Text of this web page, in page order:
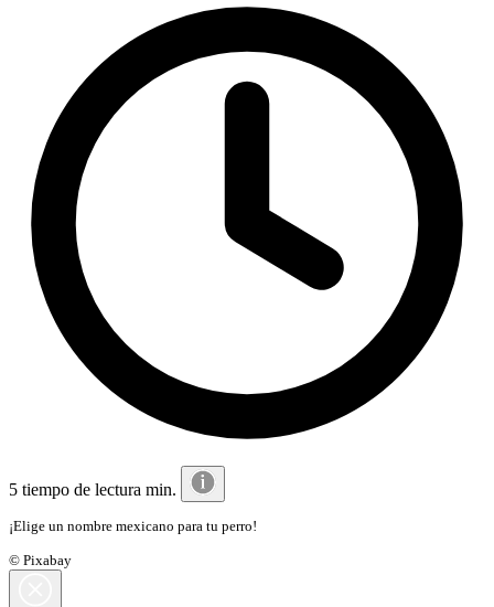
5 tiempo de lectura min.
¡Elige un nombre mexicano para tu perro!
© Pixabay